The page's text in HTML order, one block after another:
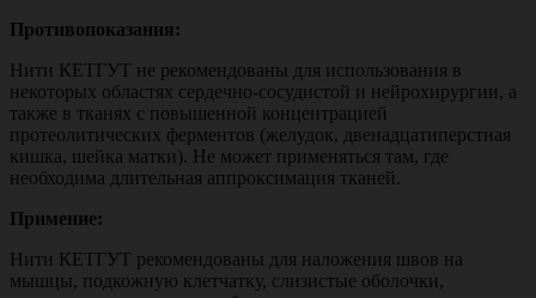
Противопоказания:
Нити КЕТГУТ не рекомендованы для использования в
некоторых областях сердечно-сосудистой и нейрохирургии, а
также в тканях с повышенной концентрацией
протеолитических ферментов (желудок, двенадцатиперстная
кишка, шейка матки). Не может применяться там, где
необходима длительная аппроксимация тканей.
Примение:
Нити КЕТГУТ рекомендованы для наложения швов на
мышцы, подкожную клетчатку, слизистые оболочки,